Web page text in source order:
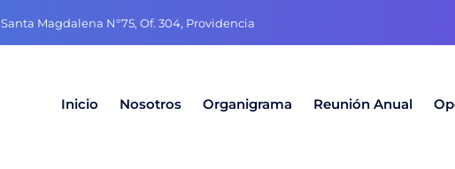
Santa Magdalena N°75, Of. 304, Providencia
Inicio Nosotros Organigrama Reunión Anual